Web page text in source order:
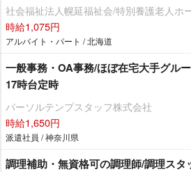
社会福祉法人幌延福祉会/特別養護老人ホ
時給1,075円
アルバイト・パート / 北海道
一般事務・OA事務/ほぼ在宅大手グル
17時台定時
パーソルテンプスタッフ株式会社
時給1,650円
派遣社員 / 神奈川県
調理補助・無資格可の調理師/調理スタ